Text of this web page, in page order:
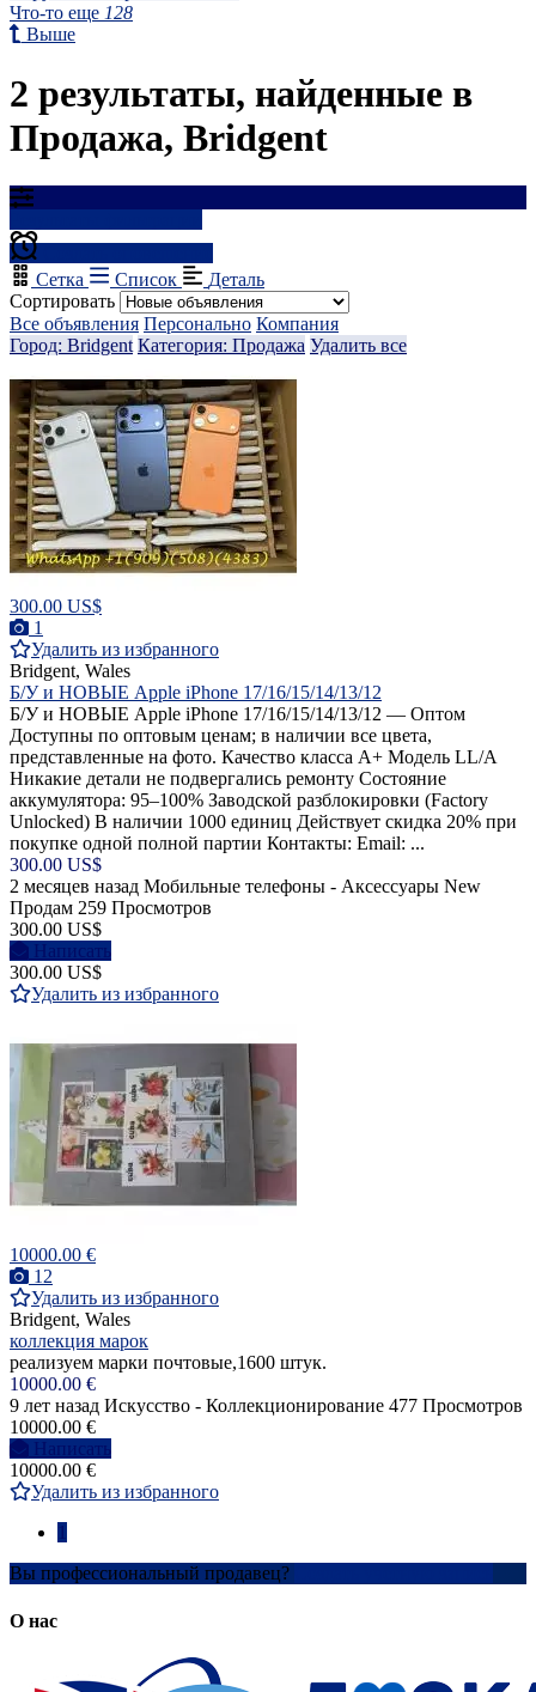
Что-то еще 128
Выше
2 результаты, найденные в
Продажа, Bridgent
Сетка
Список
Деталь
Сортировать
Все объявления Персонально Компания
Город: Bridgent Категория: Продажа Удалить все
300.00 US$
1
Удалить из избранного
Bridgent, Wales
Б/У и НОВЫЕ Apple iPhone 17/16/15/14/13/12
Б/У и НОВЫЕ Apple iPhone 17/16/15/14/13/12 — Оптом
Доступны по оптовым ценам; в наличии все цвета,
представленные на фото. Качество класса A+ Модель LL/A
Никакие детали не подвергались ремонту Состояние
аккумулятора: 95–100% Заводской разблокировки (Factory
Unlocked) В наличии 1000 единиц Действует скидка 20% при
покупке одной полной партии Контакты: Email: ...
300.00 US$
2 месяцев назад Мобильные телефоны - Аксессуары New
Продам 259 Просмотров
300.00 US$
Написать
300.00 US$
Удалить из избранного
10000.00 €
12
Удалить из избранного
Bridgent, Wales
коллекция марок
реализуем марки почтовые,1600 штук.
10000.00 €
9 лет назад Искусство - Коллекционирование 477 Просмотров
10000.00 €
Написать
10000.00 €
Удалить из избранного
Вы профессиональный продавец?
О нас